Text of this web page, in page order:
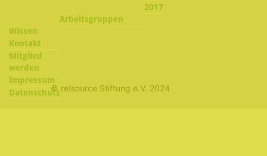
2017
Arbeitsgruppen
Wissen
Kontakt
Mitglied
werden
Impressum
Datenschutz© re!source Stiftung e.V. 2024